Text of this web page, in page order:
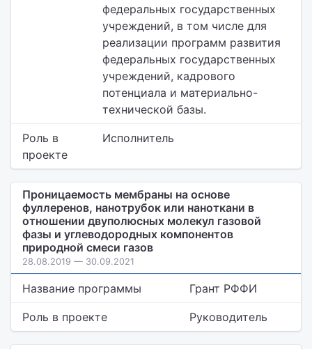
федеральных государственных
учреждений, в том числе для
реализации программ развития
федеральных государственных
учреждений, кадрового
потенциала и материально-
технической базы.
Роль в
проекте
Исполнитель
Проницаемость мембраны на основе
фуллеренов, нанотрубок или наноткани в
отношении двуполюсных молекул газовой
фазы и углеводородных компонентов
природной смеси газов
28.08.2019 — 30.09.2021
Название программы Грант РФФИ
Роль в проекте Руководитель